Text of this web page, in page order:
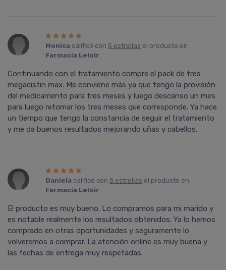
Monica calificó con 5 estrellas el producto en
Farmacia Leloir.
Continuando con el tratamiento compre el pack de tres
megacistin max. Me conviene más ya que tengo la provisión
del medicamento para tres meses y luego descanso un mes
para luego retomar los tres meses que corresponde. Ya hace
un tiempo que tengo la constancia de seguir el tratamiento
y me da buenos resultados mejorando uñas y cabellos.
Daniela calificó con 5 estrellas el producto en
Farmacia Leloir.
El producto es muy bueno. Lo compramos para mi marido y
es notable realmente los resultados obtenidos. Ya lo hemos
comprado en otras oportunidades y seguramente lo
volveremos a comprar. La atención online es muy buena y
las fechas de entrega muy respetadas.